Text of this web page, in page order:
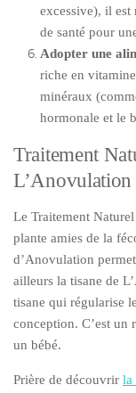
excessive), il est
de santé pour
Adopter une
riche en
minéraux
hormonale et le
Traitement
L’Anovulation
Le Traitement
plante amies de la
d’Anovulation
ailleurs la tisane de
tisane qui régularise
conception. C’est un
un bébé.
Prière de découvrir la